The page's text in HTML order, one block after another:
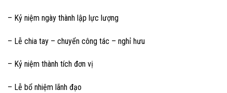
– Kỷ niệm ngày thành lập lực lượng
– Lễ chia tay – chuyển công tác – nghỉ hưu
– Kỷ niệm thành tích đơn vị
– Lễ bổ nhiệm lãnh đạo